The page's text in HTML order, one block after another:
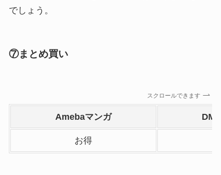
でしょう。
⑦まとめ買い
スクロールできます
Amebaマンガ
お得